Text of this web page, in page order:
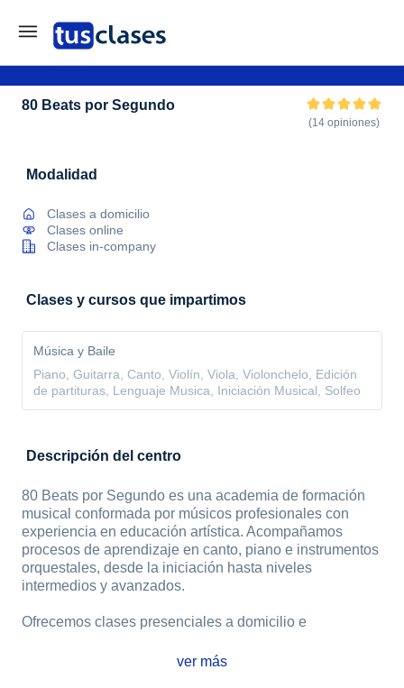
(14 opiniones)
80 Beats por Segundo
Modalidad
Clases a domicilio
Clases online
Clases in-company
Clases y cursos que impartimos
Música y Baile
Piano, Guitarra, Canto, Violín, Viola, Violonchelo, Edición
de partituras, Lenguaje Musica, Iniciación Musical, Solfeo
Descripción del centro
80 Beats por Segundo es una academia de formación
musical conformada por músicos profesionales con
experiencia en educación artística. Acompañamos
procesos de aprendizaje en canto, piano e instrumentos
orquestales, desde la iniciación hasta niveles
intermedios y avanzados.
Ofrecemos clases presenciales a domicilio e
ver más